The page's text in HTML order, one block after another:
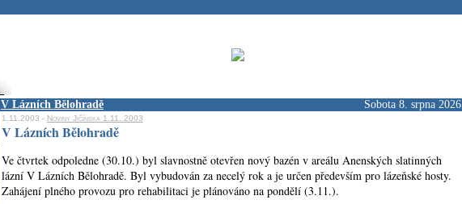
V Lázních Bělohradě Sobota 8. srpna 2026
1.11.2003 - Noviny Jičínska 1.11. 2003
V Lázních Bělohradě
Ve čtvrtek odpoledne (30.10.) byl slavnostně otevřen nový bazén v areálu Anenských slatinných
lázní V Lázních Bělohradě. Byl vybudován za necelý rok a je určen především pro lázeňské hosty.
Zahájení plného provozu pro rehabilitaci je plánováno na pondělí (3.11.).